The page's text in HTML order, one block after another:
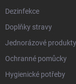
Dezinfekce
Doplňky stravy
Jednorázové produkty
Ochranné pomůcky
Hygienické potřeby